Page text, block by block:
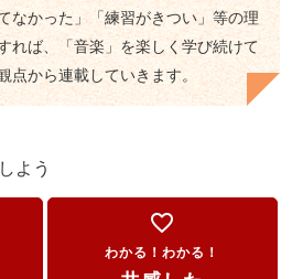
なかった」「練習がきつい」等の理
れば、「音楽」を楽しく学び続けて
から連載していきます。
よう
favorite_border
わかる！わかる！